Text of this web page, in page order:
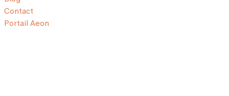
Contact
Portail Aeon